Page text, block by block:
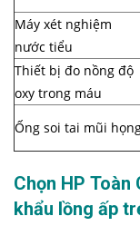
Máy xét nghiệm
nước tiểu
Thiết bị đo nồng độ
oxy trong máu
Ống soi tai mũi
Chọn HP
khẩu lồng ấp